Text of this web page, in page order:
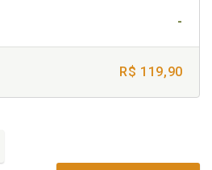
-
R$ 119,90